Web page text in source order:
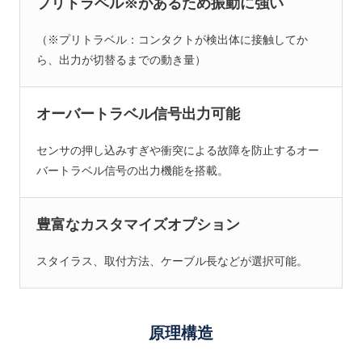
（※プリトラベル：コンタクトが検出体に接触してか
ら、出力が切替るまでの動き量）
オーバートラベル信号出力可能
センサの押し込みすぎや衝突による故障を防止するオー
バートラベル信号の出力機能を搭載。
豊富なカスタマイズオプション
スタイラス、取付方法、ケーブル長などが選択可能。
原理構造